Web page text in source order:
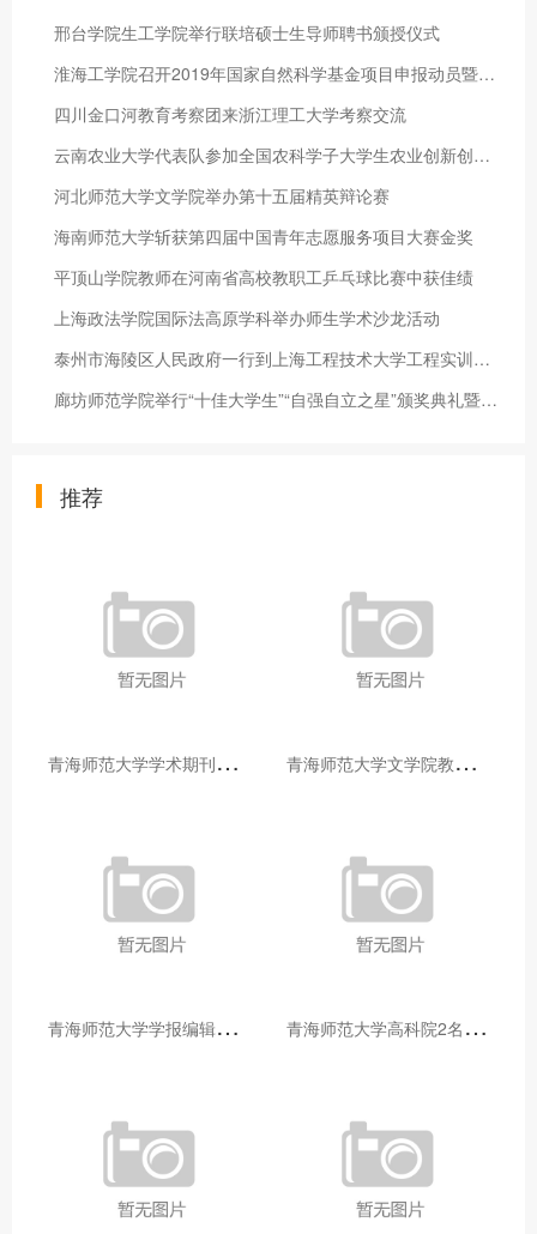
邢台学院生工学院举行联培硕士生导师聘书颁授仪式
淮海工学院召开2019年国家自然科学基金项目申报动员暨辅导报告会
四川金口河教育考察团来浙江理工大学考察交流
云南农业大学代表队参加全国农科学子大学生农业创新创业大赛决赛
河北师范大学文学院举办第十五届精英辩论赛
海南师范大学斩获第四届中国青年志愿服务项目大赛金奖
平顶山学院教师在河南省高校教职工乒乓球比赛中获佳绩
上海政法学院国际法高原学科举办师生学术沙龙活动
泰州市海陵区人民政府一行到上海工程技术大学工程实训中心调研交
廊坊师范学院举行“十佳大学生”“自强自立之星”颁奖典礼暨事迹
推荐
青
海师范大学学术期刊两个专栏入选2025年青海省期刊重点专栏 青
海师范大学文学院教师赴山东省相关高校和学术机构交流学习
青
海师范大学学报编辑部赴大通县城关镇上毛佰胜村开展帮扶慰问活动 青
海师范大学高科院2名专家当选中国科学院院士